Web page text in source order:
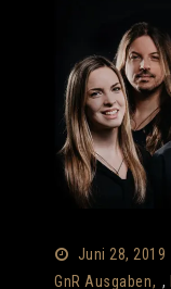
Juni 28, 2019
GnR Ausgaben
,